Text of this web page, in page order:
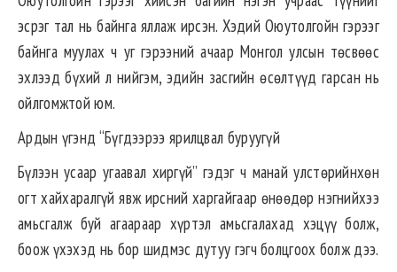
эсрэг тал нь байнга яллаж ирсэн. Хэдий Оюутолгойн гэрээг
байнга муулах ч уг гэрээний ачаар Монгол улсын төсвөөс
эхлээд бүхий л нийгэм, эдийн засгийн өсөлтүүд гарсан нь
ойлгомжтой юм.
Ардын үгэнд “Бүгдээрээ ярилцвал буруугүй
Бүлээн усаар угаавал хиргүй” гэдэг ч манай улстөрийнхөн
огт хайхаралгүй явж ирсний харгайгаар өнөөдөр нэгнийхээ
амьсгалж буй агаараар хүртэл амьсгалахад хэцүү болж,
боож үхэхэд нь бор шидмэс дутуу гэгч болцгоох болж дээ.